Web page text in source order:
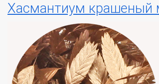
Хасмантиум крашеный